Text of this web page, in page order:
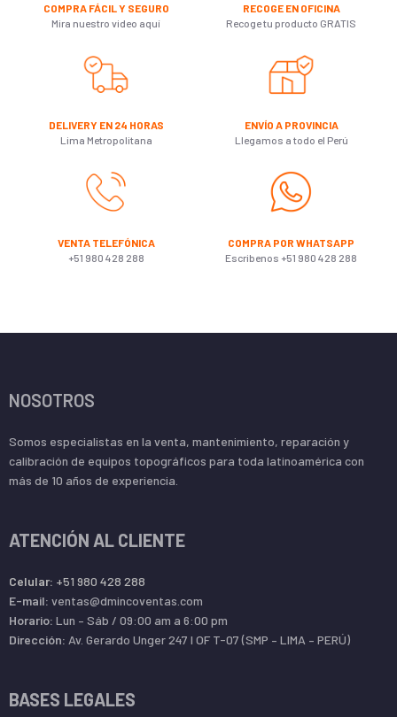
COMPRA FÁCIL Y SEGURO
Mira nuestro video aquí
RECOGE EN OFICINA
Recoge tu producto GRATIS
DELIVERY EN 24 HORAS
Lima Metropolitana
ENVÍO A PROVINCIA
Llegamos a todo el Perú
VENTA TELEFÓNICA
+51 980 428 288
COMPRA POR WHATSAPP
Escribenos +51 980 428 288
NOSOTROS
Somos especialistas en la venta, mantenimiento, reparación y
calibración de equipos topográficos para toda latinoamérica con
más de 10 años de experiencia.
ATENCIÓN AL CLIENTE
Celular: +51 980 428 288
E-mail: ventas@dmincoventas.com
Horario: Lun – Sáb / 09:00 am a 6:00 pm
Dirección: Av. Gerardo Unger 247 l OF T-07 (SMP – LIMA – PERÚ)
BASES LEGALES